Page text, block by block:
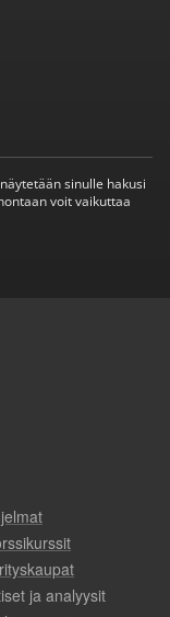
sinulle hakusi
voit vaikuttaa